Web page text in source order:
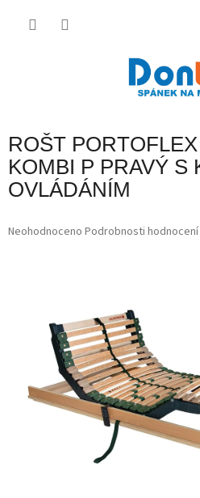
ROŠT
KOMBI P PRAVÝ S
OVLÁDÁNÍM
Průměrné
hvězdiček.
Neohodnoceno Podrobnosti hodnocení